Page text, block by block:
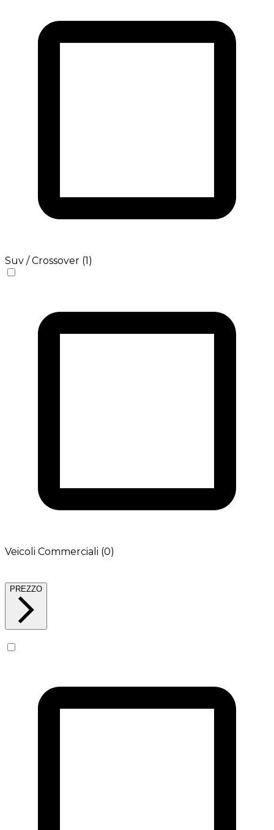
Suv / Crossover (1)
Veicoli Commerciali (0)
PREZZO